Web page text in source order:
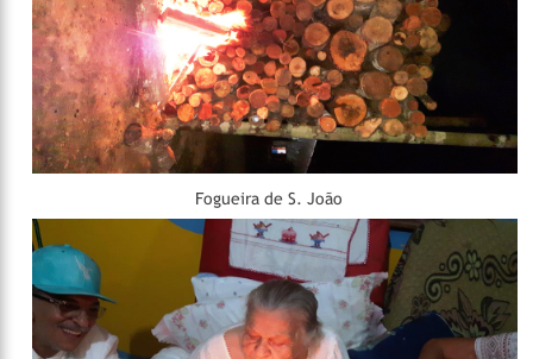
Fogueira de S. João